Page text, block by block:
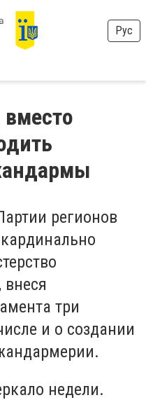
Рус
регионов
три
и о создании
недели.